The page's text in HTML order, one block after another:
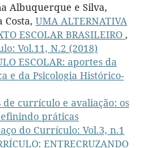
Albuquerque e Silva,
Costa, UMA ALTERNATIVA
ESCOLAR BRASILEIRO ,
Vol.11, N.2 (2018)
ESCOLAR: aportes da
e da Psicologia Histórico-
de currículo e avaliação: os
práticas
do Currículo: Vol.3, n.1
ENTRECRUZANDO